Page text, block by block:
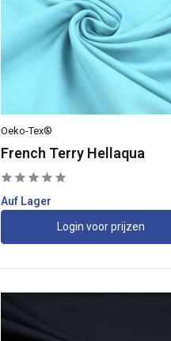
Oeko-Tex®
French Terry Hellaqua
Auf Lager
Login voor prijzen